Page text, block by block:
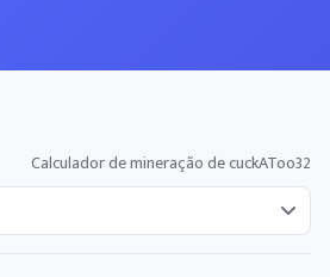
Calculador de mineração de cuckAToo32